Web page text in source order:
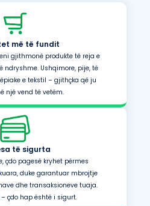
më të fundit
gjithmonë produkte të reja e
ndryshme. Ushqimore, pije, të
e tekstil – gjithçka që ju
një vend të vetëm.
të sigurta
çdo pagesë kryhet përmes
duke garantuar mbrojtje
dhe transaksioneve tuaja.
çdo hap është i sigurt.